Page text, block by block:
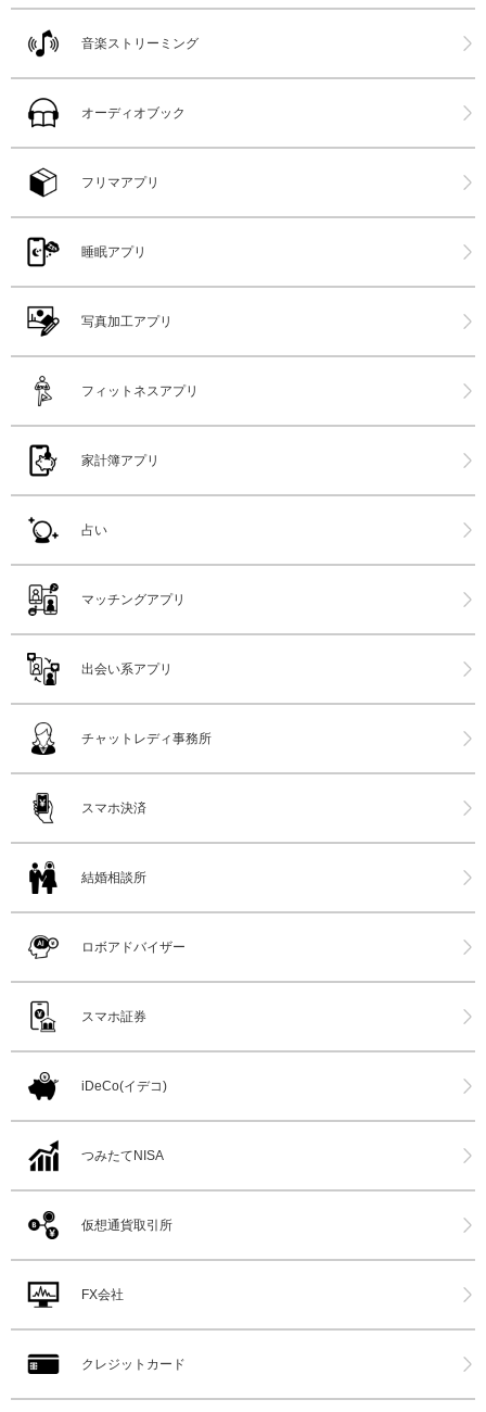
音楽ストリーミング
オーディオブック
フリマアプリ
睡眠アプリ
写真加工アプリ
フィットネスアプリ
家計簿アプリ
占い
マッチングアプリ
出会い系アプリ
チャットレディ事務所
スマホ決済
結婚相談所
ロボアドバイザー
スマホ証券
iDeCo(イデコ)
つみたてNISA
仮想通貨取引所
FX会社
クレジットカード